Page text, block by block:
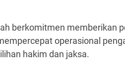
berkomitmen memberikan
operasional
hakim dan jaksa.